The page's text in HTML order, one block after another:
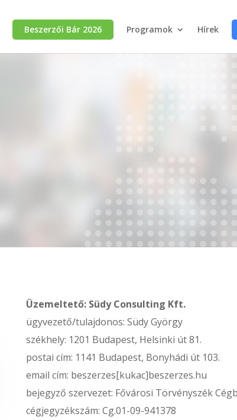
Beszerzői Bár 2026 Programok Hírek
Üzemeltető: Südy Consulting Kft.
ügyvezető/tulajdonos: Südy György
székhely: 1201 Budapest, Helsinki út 81.
postai cím: 1141 Budapest, Bonyhádi út 103.
email cím: beszerzes[kukac]beszerzes.hu
bejegyző szervezet: Fővárosi Törvényszék
cégjegyzékszám: Cg.01-09-941378